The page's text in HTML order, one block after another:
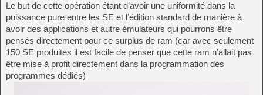
Le but de cette opération étant d’avoir une uniformité dans la
puissance pure entre les SE et l’édition standard de manière à
avoir des applications et autre émulateurs qui pourrons être
pensés directement pour ce surplus de ram (car avec seulement
150 SE produites il est facile de penser que cette ram n’allait pas
être mise à profit directement dans la programmation des
programmes dédiés)